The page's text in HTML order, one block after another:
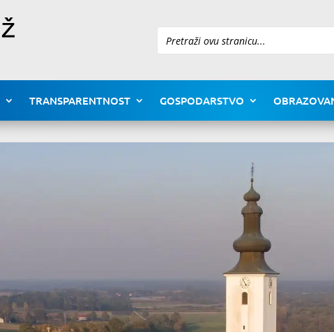
Pretraži
TRANSPARENTNOST GOSPODARSTVO